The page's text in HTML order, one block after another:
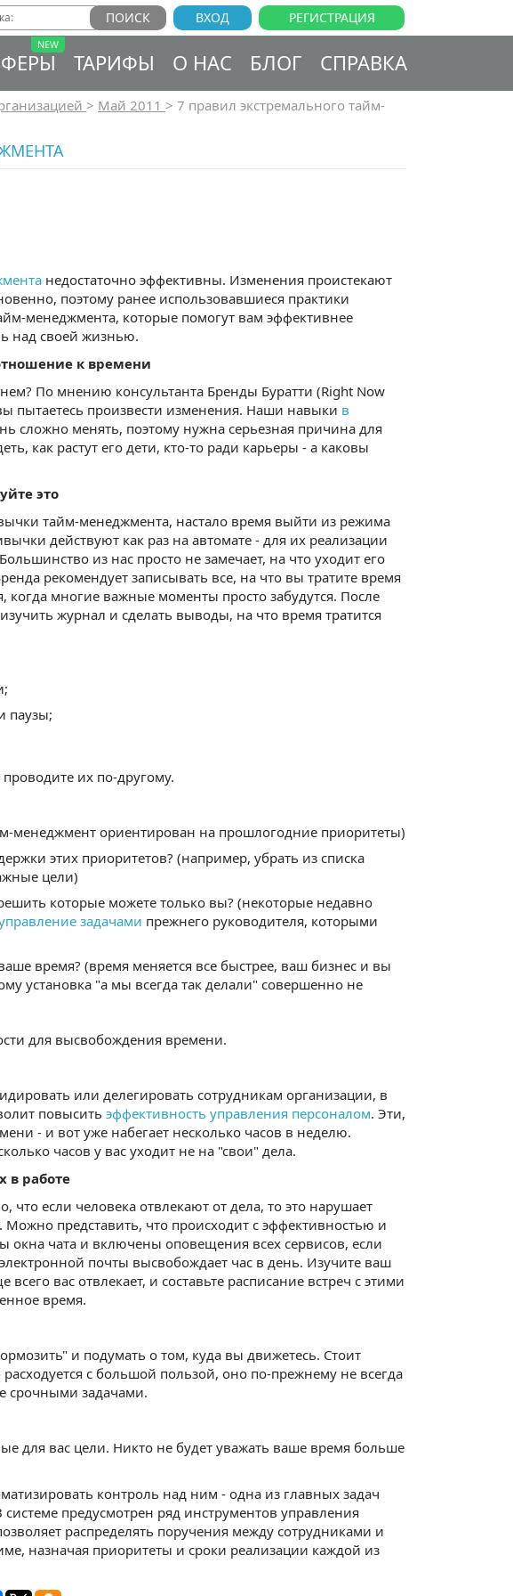
РЕГИСТРАЦИЯ
ВХОД
ТАРИФЫ О НАС БЛОГ СПРАВКА
> Май 2011 > 7 правил экстремального тайм-
недостаточно эффективны. Изменения проистекают
поэтому ранее использовавшиеся практики
менеджмента, которые помогут вам эффективнее
над своей жизнью.
к времени
По мнению консультанта Бренды Буратти (Right Now
пытаетесь произвести изменения. Наши навыки в
сложно менять, поэтому нужна серьезная причина для
как растут его дети, кто-то ради карьеры - а каковы
это
тайм-менеджмента, настало время выйти из режима
действуют как раз на автомате - для их реализации
из нас просто не замечает, на что уходит его
рекомендует записывать все, на что вы тратите время
многие важные моменты просто забудутся. После
журнал и сделать выводы, на что время тратится
паузы;
их по-другому.
менеджмент ориентирован на прошлогодние приоритеты)
этих приоритетов? (например, убрать из списка
цели)
которые можете только вы? (некоторые недавно
задачами прежнего руководителя, которыми
время? (время меняется все быстрее, ваш бизнес и вы
установка "а мы всегда так делали" совершенно не
для высвобождения времени.
или делегировать сотрудникам организации, в
повысить эффективность управления персоналом. Эти,
- и вот уже набегает несколько часов в неделю.
часов у вас уходит не на "свои" дела.
в работе
что если человека отвлекают от дела, то это нарушает
представить, что происходит с эффективностью и
окна чата и включены оповещения всех сервисов, если
почты высвобождает час в день. Изучите ваш
вас отвлекает, и составьте расписание встреч с этими
время.
и подумать о том, куда вы движетесь. Стоит
с большой пользой, оно по-прежнему не всегда
срочными задачами.
для вас цели. Никто не будет уважать ваше время больше
контроль над ним - одна из главных задач
предусмотрен ряд инструментов управления
распределять поручения между сотрудниками и
назначая приоритеты и сроки реализации каждой из